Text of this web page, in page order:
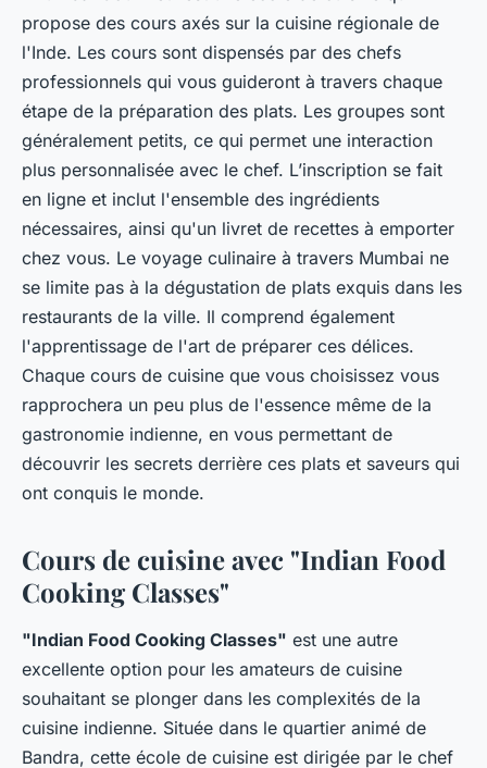
propose des cours axés sur la cuisine régionale de
l'Inde. Les cours sont dispensés par des chefs
professionnels qui vous guideront à travers chaque
étape de la préparation des plats. Les groupes sont
généralement petits, ce qui permet une interaction
plus personnalisée avec le chef. L’inscription se fait
en ligne et inclut l'ensemble des ingrédients
nécessaires, ainsi qu'un livret de recettes à emporter
chez vous. Le voyage culinaire à travers Mumbai ne
se limite pas à la dégustation de plats exquis dans les
restaurants de la ville. Il comprend également
l'apprentissage de l'art de préparer ces délices.
Chaque cours de cuisine que vous choisissez vous
rapprochera un peu plus de l'essence même de la
gastronomie indienne, en vous permettant de
découvrir les secrets derrière ces plats et saveurs qui
ont conquis le monde.
Cours de cuisine avec "Indian Food
Cooking Classes"
"Indian Food Cooking Classes" est une autre
excellente option pour les amateurs de cuisine
souhaitant se plonger dans les complexités de la
cuisine indienne. Située dans le quartier animé de
Bandra, cette école de cuisine est dirigée par le chef